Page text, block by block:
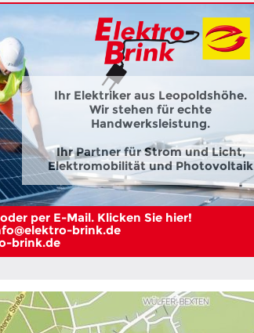
Ihr Elektriker aus Leopoldshöhe.
Wir stehen für echte
Handwerksleistung.
Ihr Partner für Strom und Licht,
Elektromobilität und Photovoltaik
per E-Mail. Klicken Sie hier!
brink.de
brink.de